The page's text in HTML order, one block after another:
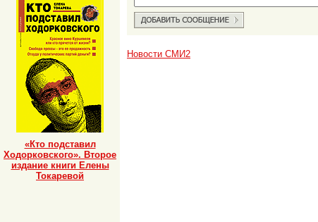
Новости СМИ2
«Кто подставил
Ходорковского». Второе
издание книги Елены
Токаревой